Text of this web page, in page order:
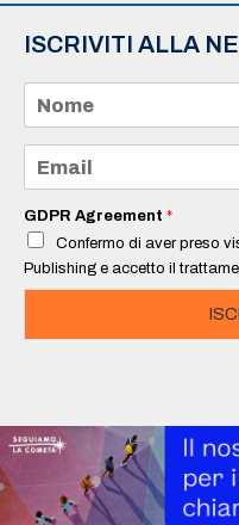
ISCRIVITI ALLA
m
e
a
i
*
GDPR Agreement *
Confermo di aver preso
Publishing e accetto il